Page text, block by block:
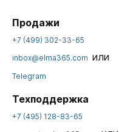
Продажи
+7 (499) 302-33-65
inbox@elma365.com или
Telegram
Техподдержка
+7 (495) 128-83-65